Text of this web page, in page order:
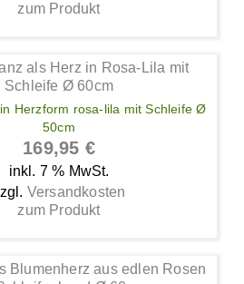
zum Produkt
Herzform rosa-lila mit Schleife Ø
50cm
169,95 €
inkl. 7 % MwSt.
Versandkosten
zum Produkt